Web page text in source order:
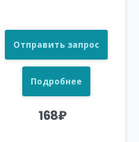
Отправить запрос
Подробнее
168₽